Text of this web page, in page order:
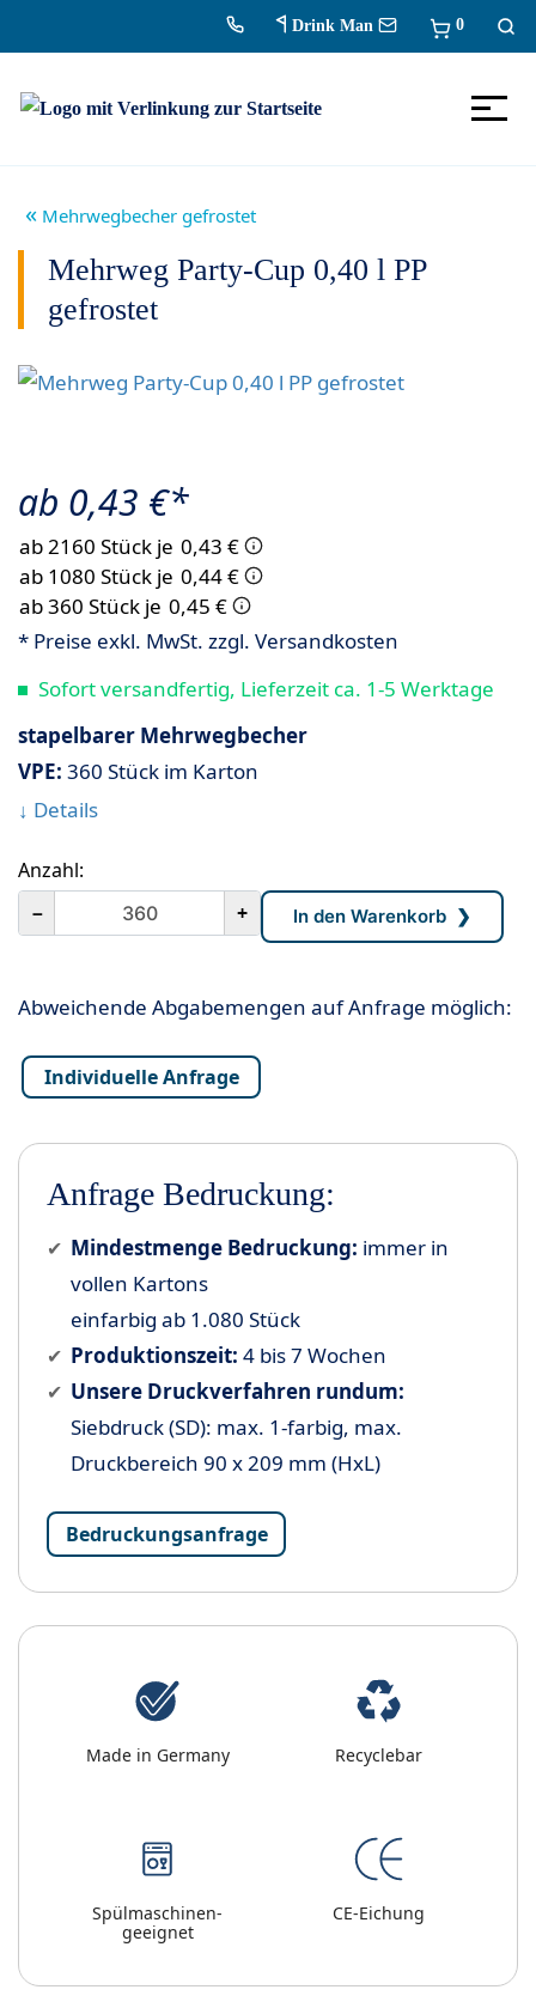
Drink Man 0
« Mehrwegbecher gefrostet
Mehrweg Party-Cup 0,40 l PP
gefrostet
ab 0,43 €*
ab 360 Stück je 0,45 €
ab 1080 Stück je 0,44 €
ab 2160 Stück je 0,43 €
* Preise exkl. MwSt. zzgl. Versandkosten
Sofort versandfertig, Lieferzeit ca. 1-5 Werktage
stapelbarer Mehrwegbecher
VPE: 360 Stück im Karton
↓ Details
Anzahl:
+
－
Abweichende Abgabemengen auf Anfrage möglich:
Individuelle Anfrage
Anfrage Bedruckung:
Mindestmenge Bedruckung: immer in
vollen Kartons
einfarbig ab 1.080 Stück
Produktionszeit: 4 bis 7 Wochen
Unsere Druckverfahren rundum:
Siebdruck (SD): max. 1-farbig, max.
Druckbereich 90 x 209 mm (HxL)
Bedruckungsanfrage
Made in Germany Recyclebar
Spülmaschinen-
geeignet
CE-Eichung